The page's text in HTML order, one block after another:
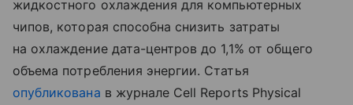
жидкостного охлаждения для компьютерных
чипов, которая способна снизить затраты
на охлаждение дата-центров до 1,1% от общего
объема потребления энергии. Статья
опубликована в журнале Cell Reports Physical